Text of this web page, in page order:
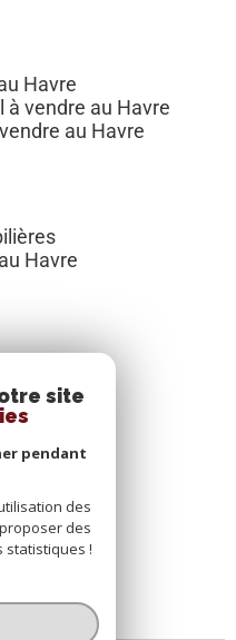
Havre
vendre au Havre
au Havre
Havre
site
pendant
des
des
statistiques !